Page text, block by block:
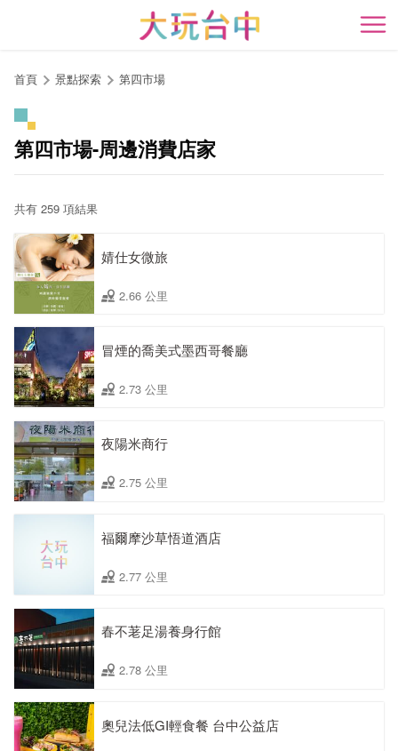
開
首頁 景點探索 第四市場
第四市場-周邊消費店家
共有 259 項結果
婧仕女微旅
2.66 公里
冒煙的喬美式墨西哥餐廳
2.73 公里
夜陽米商行
2.75 公里
福爾摩沙草悟道酒店
2.77 公里
春不荖足湯養身行館
2.78 公里
奧兒法低GI輕食餐 台中公益店